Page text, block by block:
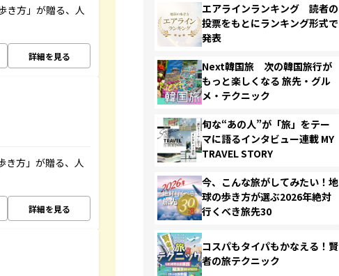
き方」が贈る、人
詳細を見る
き方」が贈る、人
詳細を見る
エアラインランキング 読者の
投票をもとにランキング形式で
発表
Next韓国旅 次の韓国旅行が
もっと楽しくなる 旅先・グル
メ・テクニック
旬な“あの人”が「旅」をテー
マに語るインタビュー連載 MY
TRAVEL STORY
今、こんな旅がしてみたい！地
球の歩き方が選ぶ2026年絶対
行くべき旅先30
コスパもタイパもかなえる！賢
者の旅テクニック